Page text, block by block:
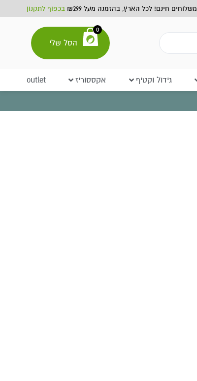
משלוחים חינם! לכל הארץ, בהזמנה מעל ₪299 בכפוף לתקנון
0
הסל שלי
גידול וקטיף אקססוריז outlet